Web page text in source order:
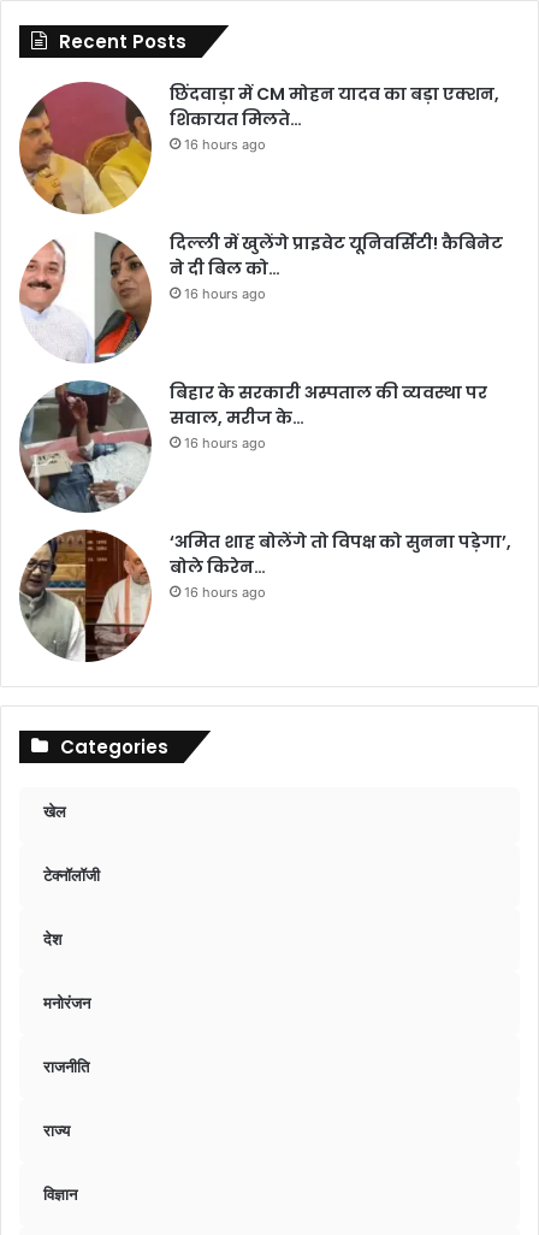
Recent Posts
छिंदवाड़ा में CM मोहन यादव का बड़ा एक्शन,
शिकायत मिलते…
16 hours ago
दिल्ली में खुलेंगे प्राइवेट यूनिवर्सिटी! कैबिनेट
ने दी बिल को…
16 hours ago
बिहार के सरकारी अस्पताल की व्यवस्था पर
सवाल, मरीज के…
16 hours ago
‘अमित शाह बोलेंगे तो विपक्ष को सुनना पड़ेगा’,
बोले किरेन…
16 hours ago
Categories
खेल
टेक्नॉलॉजी
देश
मनोरंजन
राजनीति
राज्य
विज्ञान